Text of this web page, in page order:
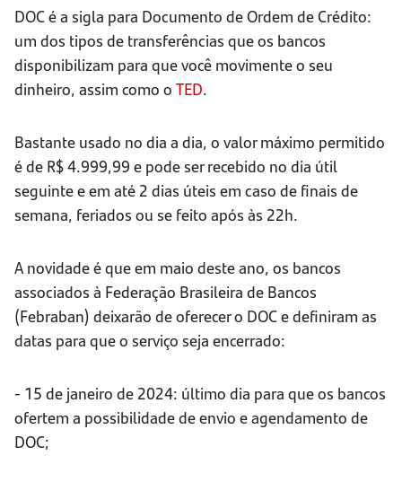
DOC é a sigla para Documento de Ordem de Crédito:
um dos tipos de transferências que os bancos
disponibilizam para que você movimente o seu
dinheiro, assim como o TED.
Bastante usado no dia a dia, o valor máximo permitido
é de R$ 4.999,99 e pode ser recebido no dia útil
seguinte e em até 2 dias úteis em caso de finais de
semana, feriados ou se feito após às 22h.
A novidade é que em maio deste ano, os bancos
associados à Federação Brasileira de Bancos
(Febraban) deixarão de oferecer o DOC e definiram as
datas para que o serviço seja encerrado:
- 15 de janeiro de 2024: último dia para que os bancos
ofertem a possibilidade de envio e agendamento de
DOC;